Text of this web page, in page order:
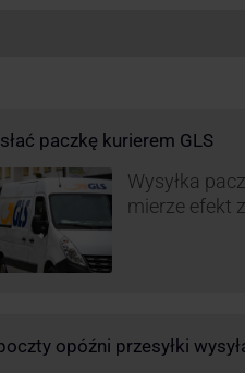
paczkę kurierem GLS
Wysyłka
mierze efekt
opóźni przesyłki